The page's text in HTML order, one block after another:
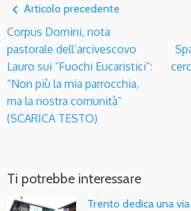
navigate_before Articolo precedente
Corpus Domini, nota
pastorale dell’arcivescovo
Lauro sui “Fuochi Eucaristici”:
“Non più la mia parrocchia,
ma la nostra comunità”
(SCARICA TESTO)
Ti potrebbe interessare
Trento dedica una